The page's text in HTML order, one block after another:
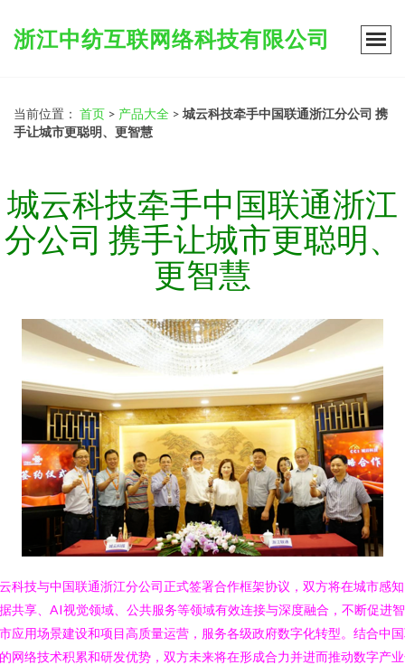
浙江中纺互联网络科技有限公司
当前位置： 首页 > 产品大全 > 城云科技牵手中国联通浙江分公司 携
手让城市更聪明、更智慧
城云科技牵手中国联通浙江
分公司 携手让城市更聪明、
更智慧
科技与中国联通浙江分公司正式签署合作框架协议，双方将在城市感
共享、AI视觉领域、公共服务等领域有效连接与深度融合，不断促进
应用场景建设和项目高质量运营，服务各级政府数字化转型。结合中
网络技术积累和研发优势，双方未来将在形成合力并进而推动数字产